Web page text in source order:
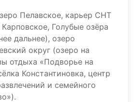
Пелавское, карьер СНТ
Голубые озёра
дальнее), озеро
округ (озеро на
отдыха «Подворье на
Константиновка, центр
и семейного